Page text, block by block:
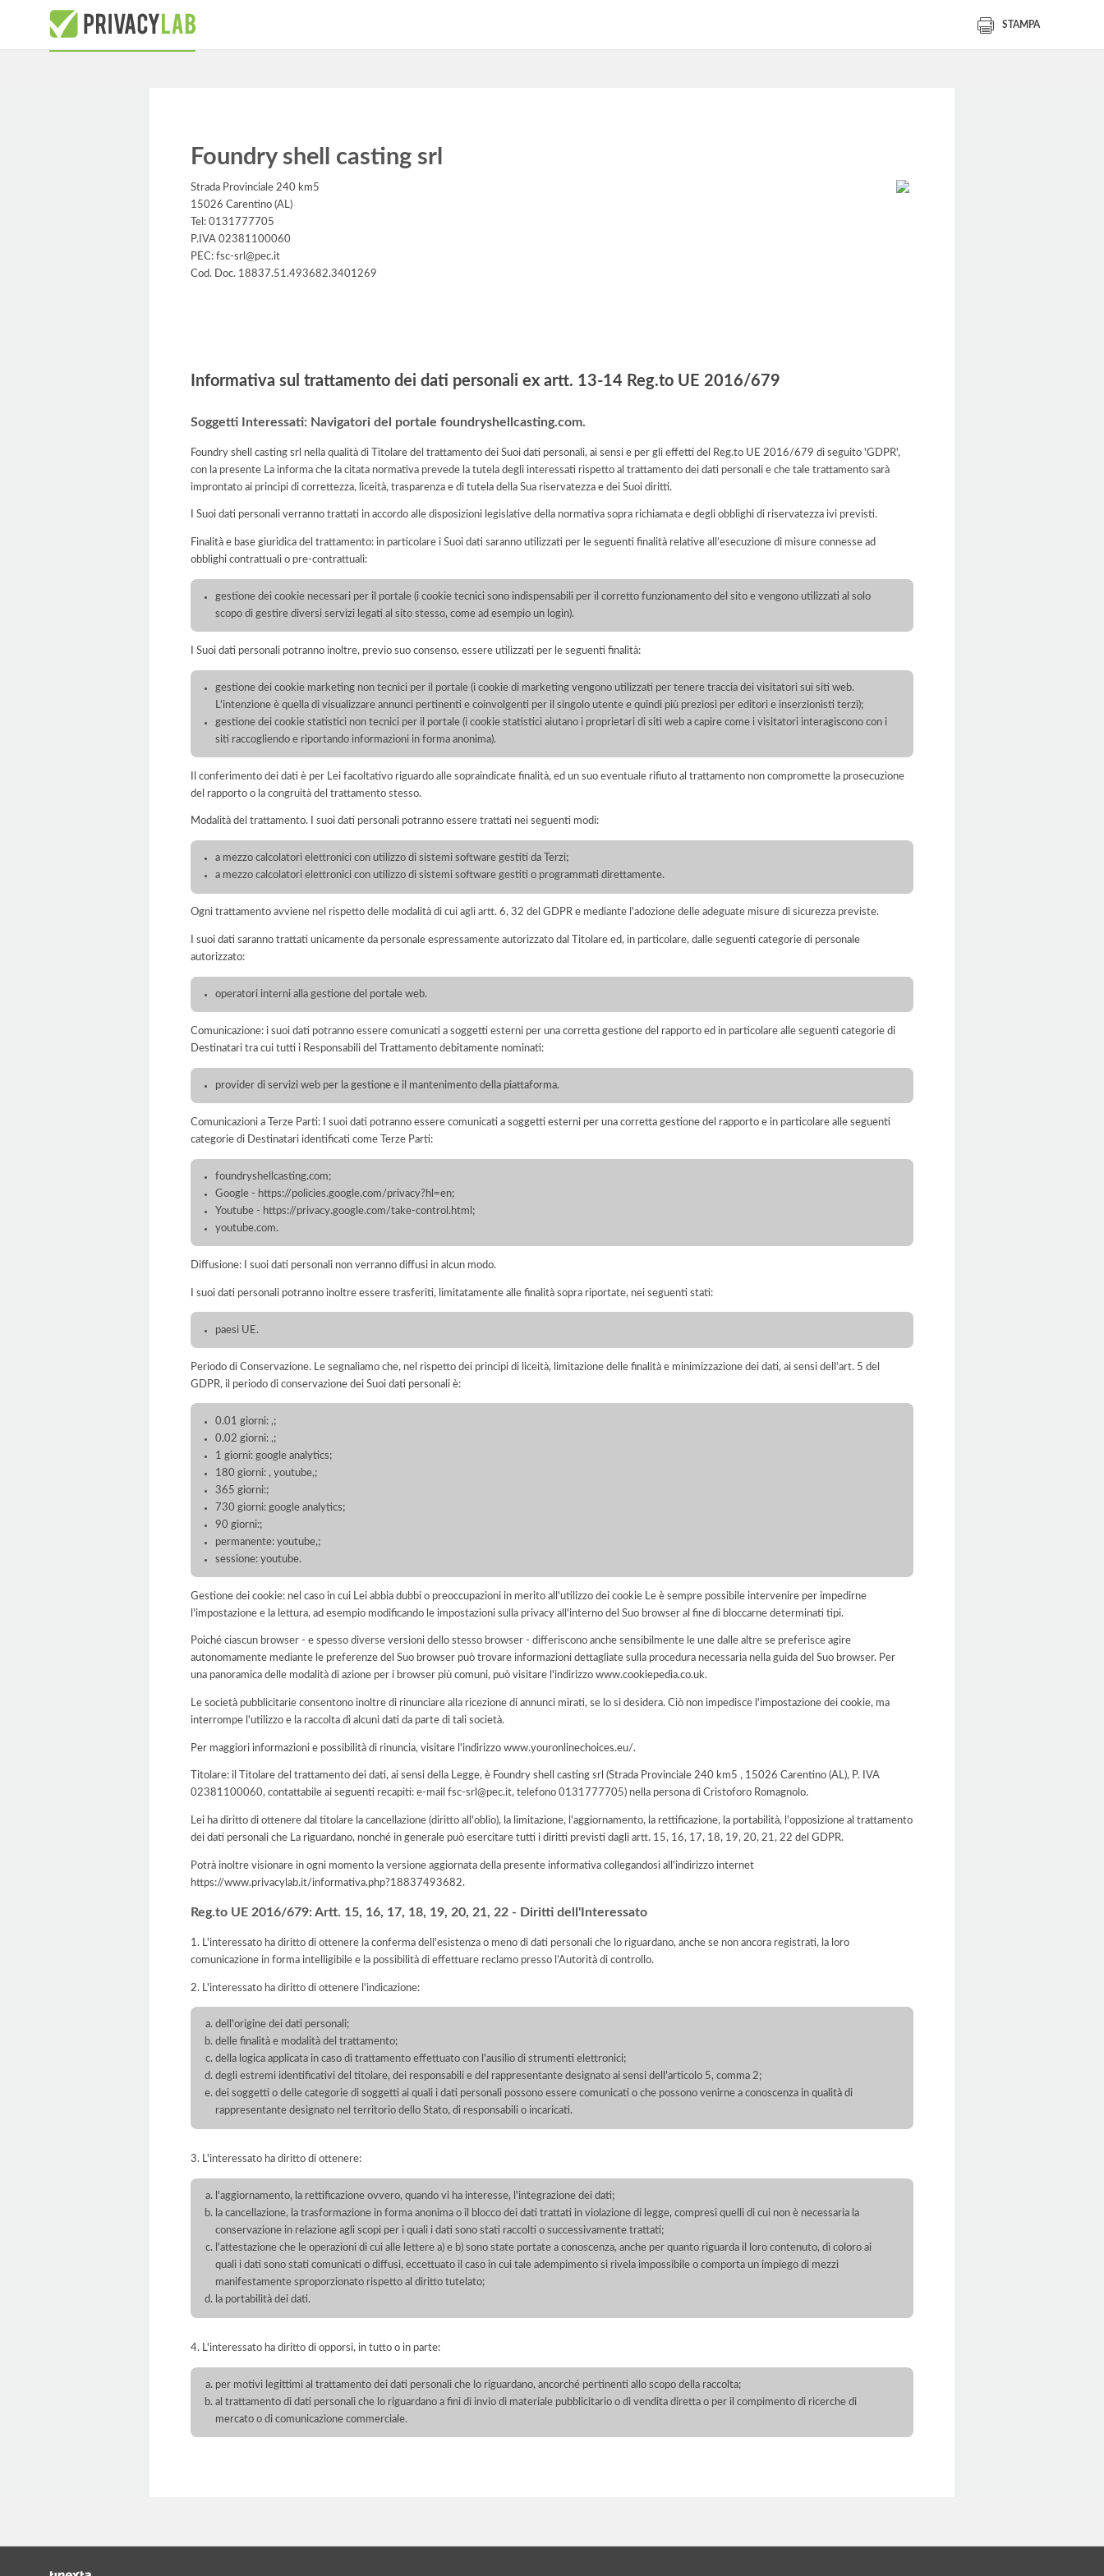
STAMPA
Foundry shell casting srl
Strada Provinciale 240 km5
15026 Carentino (AL)
Tel: 0131777705
P.IVA 02381100060
PEC: fsc-srl@pec.it
Cod. Doc. 18837.51.493682.3401269
Informativa sul trattamento dei dati personali ex artt. 13-14 Reg.to UE 2016/679
Soggetti Interessati: Navigatori del portale foundryshellcasting.com.
Foundry shell casting srl nella qualità di Titolare del trattamento dei Suoi dati personali, ai sensi e per gli effetti del Reg.to UE 2016/679 di seguito 'GDPR',
con la presente La informa che la citata normativa prevede la tutela degli interessati rispetto al trattamento dei dati personali e che tale trattamento sarà
improntato ai principi di correttezza, liceità, trasparenza e di tutela della Sua riservatezza e dei Suoi diritti.
I Suoi dati personali verranno trattati in accordo alle disposizioni legislative della normativa sopra richiamata e degli obblighi di riservatezza ivi previsti.
Finalità e base giuridica del trattamento: in particolare i Suoi dati saranno utilizzati per le seguenti finalità relative all’esecuzione di misure connesse ad
obblighi contrattuali o pre-contrattuali:
gestione dei cookie necessari per il portale (i cookie tecnici sono indispensabili per il corretto funzionamento del sito e vengono utilizzati al solo
scopo di gestire diversi servizi legati al sito stesso, come ad esempio un login).
I Suoi dati personali potranno inoltre, previo suo consenso, essere utilizzati per le seguenti finalità:
gestione dei cookie marketing non tecnici per il portale (i cookie di marketing vengono utilizzati per tenere traccia dei visitatori sui siti web.
L'intenzione è quella di visualizzare annunci pertinenti e coinvolgenti per il singolo utente e quindi più preziosi per editori e inserzionisti terzi);
gestione dei cookie statistici non tecnici per il portale (i cookie statistici aiutano i proprietari di siti web a capire come i visitatori interagiscono con i
siti raccogliendo e riportando informazioni in forma anonima).
Il conferimento dei dati è per Lei facoltativo riguardo alle sopraindicate finalità, ed un suo eventuale rifiuto al trattamento non compromette la prosecuzione
del rapporto o la congruità del trattamento stesso.
Modalità del trattamento. I suoi dati personali potranno essere trattati nei seguenti modi:
a mezzo calcolatori elettronici con utilizzo di sistemi software gestiti da Terzi;
a mezzo calcolatori elettronici con utilizzo di sistemi software gestiti o programmati direttamente.
Ogni trattamento avviene nel rispetto delle modalità di cui agli artt. 6, 32 del GDPR e mediante l'adozione delle adeguate misure di sicurezza previste.
I suoi dati saranno trattati unicamente da personale espressamente autorizzato dal Titolare ed, in particolare, dalle seguenti categorie di personale
autorizzato:
operatori interni alla gestione del portale web.
Comunicazione: i suoi dati potranno essere comunicati a soggetti esterni per una corretta gestione del rapporto ed in particolare alle seguenti categorie di
Destinatari tra cui tutti i Responsabili del Trattamento debitamente nominati:
provider di servizi web per la gestione e il mantenimento della piattaforma.
Comunicazioni a Terze Parti: I suoi dati potranno essere comunicati a soggetti esterni per una corretta gestione del rapporto e in particolare alle seguenti
categorie di Destinatari identificati come Terze Parti:
foundryshellcasting.com;
Google - https://policies.google.com/privacy?hl=en;
Youtube - https://privacy.google.com/take-control.html;
youtube.com.
Diffusione: I suoi dati personali non verranno diffusi in alcun modo.
I suoi dati personali potranno inoltre essere trasferiti, limitatamente alle finalità sopra riportate, nei seguenti stati:
paesi UE.
Periodo di Conservazione. Le segnaliamo che, nel rispetto dei principi di liceità, limitazione delle finalità e minimizzazione dei dati, ai sensi dell’art. 5 del
GDPR, il periodo di conservazione dei Suoi dati personali è:
0.01 giorni: ,;
0.02 giorni: ,;
1 giorni: google analytics;
180 giorni: , youtube,;
365 giorni:;
730 giorni: google analytics;
90 giorni:;
permanente: youtube,;
sessione: youtube.
Gestione dei cookie: nel caso in cui Lei abbia dubbi o preoccupazioni in merito all'utilizzo dei cookie Le è sempre possibile intervenire per impedirne
l'impostazione e la lettura, ad esempio modificando le impostazioni sulla privacy all'interno del Suo browser al fine di bloccarne determinati tipi.
Poiché ciascun browser - e spesso diverse versioni dello stesso browser - differiscono anche sensibilmente le une dalle altre se preferisce agire
autonomamente mediante le preferenze del Suo browser può trovare informazioni dettagliate sulla procedura necessaria nella guida del Suo browser. Per
una panoramica delle modalità di azione per i browser più comuni, può visitare l'indirizzo www.cookiepedia.co.uk.
Le società pubblicitarie consentono inoltre di rinunciare alla ricezione di annunci mirati, se lo si desidera. Ciò non impedisce l'impostazione dei cookie, ma
interrompe l'utilizzo e la raccolta di alcuni dati da parte di tali società.
Per maggiori informazioni e possibilità di rinuncia, visitare l'indirizzo www.youronlinechoices.eu/.
Titolare: il Titolare del trattamento dei dati, ai sensi della Legge, è Foundry shell casting srl (Strada Provinciale 240 km5 , 15026 Carentino (AL), P. IVA
02381100060, contattabile ai seguenti recapiti: e-mail fsc-srl@pec.it, telefono 0131777705) nella persona di Cristoforo Romagnolo.
Lei ha diritto di ottenere dal titolare la cancellazione (diritto all'oblio), la limitazione, l'aggiornamento, la rettificazione, la portabilità, l'opposizione al trattamento
dei dati personali che La riguardano, nonché in generale può esercitare tutti i diritti previsti dagli artt. 15, 16, 17, 18, 19, 20, 21, 22 del GDPR.
Potrà inoltre visionare in ogni momento la versione aggiornata della presente informativa collegandosi all'indirizzo internet
https://www.privacylab.it/informativa.php?18837493682.
Reg.to UE 2016/679: Artt. 15, 16, 17, 18, 19, 20, 21, 22 - Diritti dell'Interessato
1. L'interessato ha diritto di ottenere la conferma dell'esistenza o meno di dati personali che lo riguardano, anche se non ancora registrati, la loro
comunicazione in forma intelligibile e la possibilità di effettuare reclamo presso l’Autorità di controllo.
2. L'interessato ha diritto di ottenere l'indicazione:
dell'origine dei dati personali;
delle finalità e modalità del trattamento;
della logica applicata in caso di trattamento effettuato con l'ausilio di strumenti elettronici;
degli estremi identificativi del titolare, dei responsabili e del rappresentante designato ai sensi dell'articolo 5, comma 2;
dei soggetti o delle categorie di soggetti ai quali i dati personali possono essere comunicati o che possono venirne a conoscenza in qualità di
rappresentante designato nel territorio dello Stato, di responsabili o incaricati.
3. L'interessato ha diritto di ottenere:
l'aggiornamento, la rettificazione ovvero, quando vi ha interesse, l'integrazione dei dati;
la cancellazione, la trasformazione in forma anonima o il blocco dei dati trattati in violazione di legge, compresi quelli di cui non è necessaria la
conservazione in relazione agli scopi per i quali i dati sono stati raccolti o successivamente trattati;
l'attestazione che le operazioni di cui alle lettere a) e b) sono state portate a conoscenza, anche per quanto riguarda il loro contenuto, di coloro ai
quali i dati sono stati comunicati o diffusi, eccettuato il caso in cui tale adempimento si rivela impossibile o comporta un impiego di mezzi
manifestamente sproporzionato rispetto al diritto tutelato;
la portabilità dei dati.
4. L'interessato ha diritto di opporsi, in tutto o in parte:
per motivi legittimi al trattamento dei dati personali che lo riguardano, ancorché pertinenti allo scopo della raccolta;
al trattamento di dati personali che lo riguardano a fini di invio di materiale pubblicitario o di vendita diretta o per il compimento di ricerche di
mercato o di comunicazione commerciale.